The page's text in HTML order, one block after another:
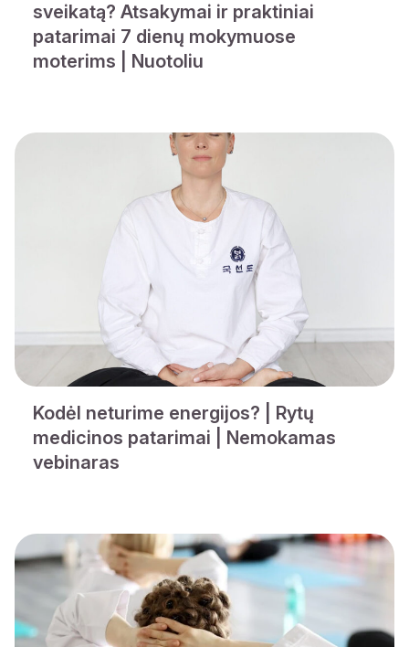
sveikatą? Atsakymai ir praktiniai
patarimai 7 dienų mokymuose
moterims | Nuotoliu
Kodėl neturime energijos? | Rytų
medicinos patarimai | Nemokamas
vebinaras